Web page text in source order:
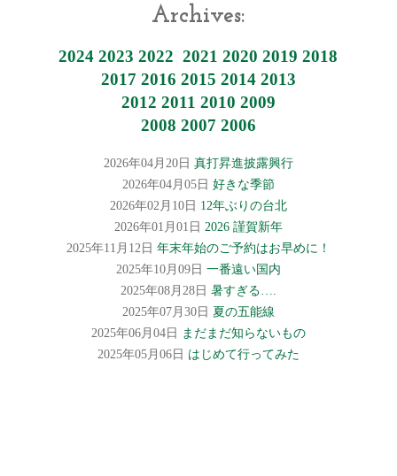
Archives:
2024 2023 2022 2021 2020 2019 2018
2017 2016 2015 2014 2013
2012 2011 2010 2009
2008 2007 2006
2026年04月20日 真打昇進披露興行
2026年04月05日 好きな季節
2026年02月10日 12年ぶりの台北
2026年01月01日 2026 謹賀新年
2025年11月12日 年末年始のご予約はお早めに！
2025年10月09日 一番遠い国内
2025年08月28日 暑すぎる….
2025年07月30日 夏の五能線
2025年06月04日 まだまだ知らないもの
2025年05月06日 はじめて行ってみた